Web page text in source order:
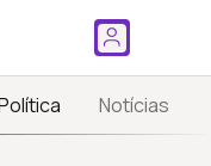
Notícias